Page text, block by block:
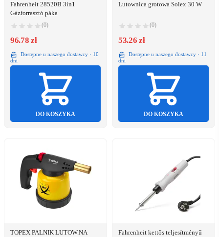
Fahrenheit 28520B 3in1
Gázforrasztó páka
(0)
96.78 zł
Dostępne u naszego dostawcy · 10
dni
DO KOSZYKA
Lutownica grotowa Solex 30 W
(0)
53.26 zł
Dostępne u naszego dostawcy · 11
dni
DO KOSZYKA
TOPEX PALNIK LUTOW.NA
Fahrenheit kettős teljesítményű